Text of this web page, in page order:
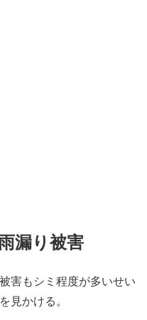
漏り被害
害もシミ程度が多いせい
見かける。